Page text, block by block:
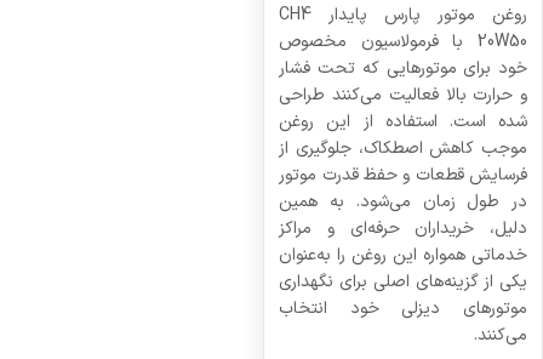
روغن موتور پارس پایدار CH4
20W50 با فرمولاسیون مخصوص
خود برای موتورهایی که تحت فشار
و حرارت بالا فعالیت می‌کنند طراحی
شده است. استفاده از این روغن
موجب کاهش اصطکاک، جلوگیری از
فرسایش قطعات و حفظ قدرت موتور
در طول زمان می‌شود. به همین
دلیل، خریداران حرفه‌ای و مراکز
خدماتی همواره این روغن را به‌عنوان
یکی از گزینه‌های اصلی برای نگهداری
موتورهای دیزلی خود انتخاب
می‌کنند.